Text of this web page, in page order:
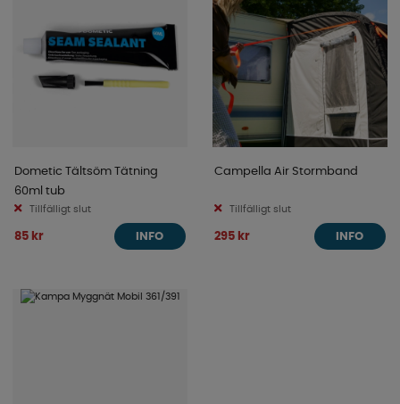
Dometic Tältsöm Tätning
60ml tub
Tillfälligt slut
85 kr INFO
Campella Air Stormband
Tillfälligt slut
295 kr INFO